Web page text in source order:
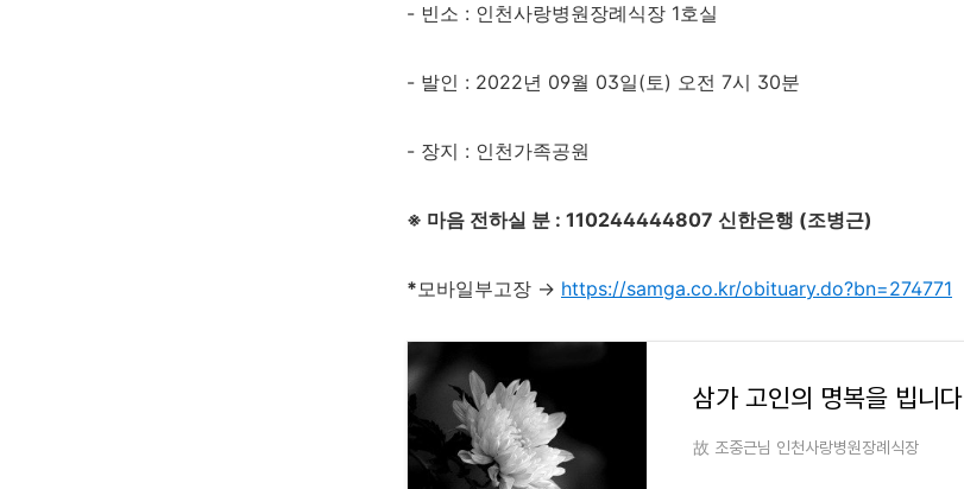
- 빈소 : 인천사랑병원장례식장 1호실
- 발인 : 2022년 09월 03일(토) 오전 7시 30분
- 장지 : 인천가족공원
※ 마음 전하실 분 : 110244444807 신한은행 (조병근)
*모바일부고장 → https://samga.co.kr/obituary.do?bn=274771
삼가 고인의 명복을 빕니다
故 조중근님 인천사랑병원장례식장